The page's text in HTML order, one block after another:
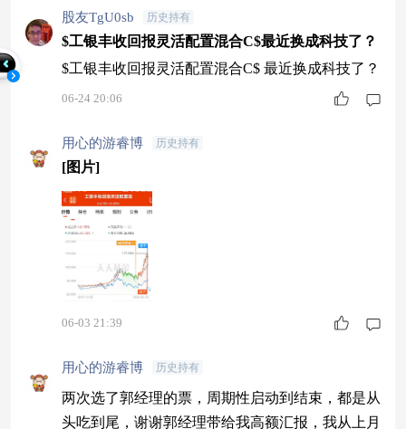
股友TgU0sb 历史持有
$工银丰收回报灵活配置混合C$最近换成科技了？
$工银丰收回报灵活配置混合C$ 最近换成科技了？
06-24 20:06
用心的游睿博 历史持有
[图片]
06-03 21:39
用心的游睿博 历史持有
两次选了郭经理的票，周期性启动到结束，都是从
头吃到尾，谢谢郭经理带给我高额汇报，我从上月